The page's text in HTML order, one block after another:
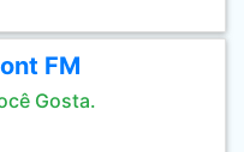
FM
Gosta.